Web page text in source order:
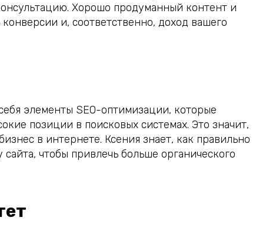
Хорошо продуманный контент и
и, соответственно, доход вашего
элементы SEO-оптимизации, которые
позиции в поисковых системах. Это значит,
в интернете. Ксения знает, как правильно
чтобы привлечь больше органического